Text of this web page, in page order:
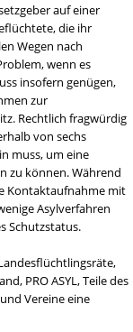
auf einer
die ihr
Wegen nach
wenn es
insofern genügen,
zur
Rechtlich fragwürdig
von sechs
muss, um eine
zu können. Während
Kontaktaufnahme mit
Asylverfahren
Schutzstatus.
PRO ASYL, Teile des
Vereine eine